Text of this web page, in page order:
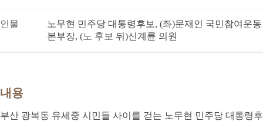
인물
노무현 민주당 대통령후보, (좌)문재인 국민참여운
본부장, (노 후보 뒤)신계륜 의원
내용
부산 광복동 유세중 시민들 사이를 걷는 노무현 민주당 대통령